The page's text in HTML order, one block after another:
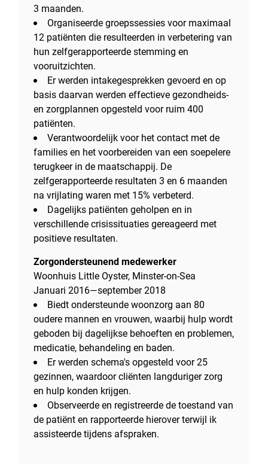
3 maanden.
Organiseerde groepssessies voor maximaal
12 patiënten die resulteerden in verbetering van
hun zelfgerapporteerde stemming en
vooruitzichten.
Er werden intakegesprekken gevoerd en op
basis daarvan werden effectieve gezondheids-
en zorgplannen opgesteld voor ruim 400
patiënten.
Verantwoordelijk voor het contact met de
families en het voorbereiden van een soepelere
terugkeer in de maatschappij. De
zelfgerapporteerde resultaten 3 en 6 maanden
na vrijlating waren met 15% verbeterd.
Dagelijks patiënten geholpen en in
verschillende crisissituaties gereageerd met
positieve resultaten.
Zorgondersteunend medewerker
Woonhuis Little Oyster, Minster-on-Sea
Januari 2016—september 2018
Biedt ondersteunde woonzorg aan 80
oudere mannen en vrouwen, waarbij hulp wordt
geboden bij dagelijkse behoeften en problemen,
medicatie, behandeling en baden.
Er werden schema's opgesteld voor 25
gezinnen, waardoor cliënten langduriger zorg
en hulp konden krijgen.
Observeerde en registreerde de toestand van
de patiënt en rapporteerde hierover terwijl ik
assisteerde tijdens afspraken.